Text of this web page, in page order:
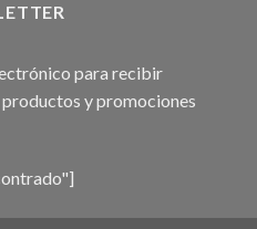
para recibir
y promociones